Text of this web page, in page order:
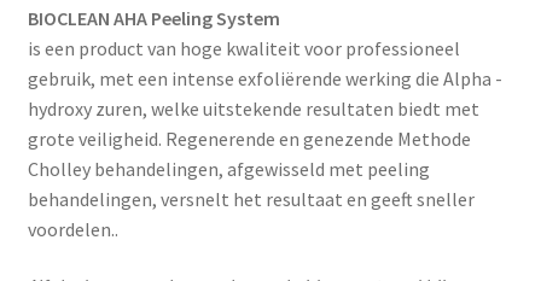
BIOCLEAN AHA Peeling System
is een product van hoge kwaliteit voor professioneel
gebruik, met een intense exfoliërende werking die Alpha -
hydroxy zuren, welke uitstekende resultaten biedt met
grote veiligheid. Regenerende en genezende Methode
Cholley behandelingen, afgewisseld met peeling
behandelingen, versnelt het resultaat en geeft sneller
voordelen..